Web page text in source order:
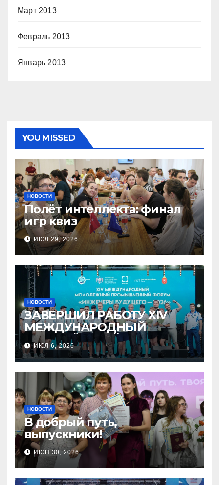
Март 2013
Февраль 2013
Январь 2013
YOU MISSED
НОВОСТИ
Полёт интеллекта: финал
игр квиз
ИЮЛ 29, 2026
НОВОСТИ
ЗАВЕРШИЛ РАБОТУ XIV
МЕЖДУНАРОДНЫЙ
МОЛОДЁЖНЫЙ
ПРОМЫШЛЕННЫЙ ФОРУМ
«ИНЖЕНЕРЫ БУДУЩЕГО –
2026»
ИЮЛ 6, 2026
НОВОСТИ
В добрый путь,
выпускники!
ИЮН 30, 2026